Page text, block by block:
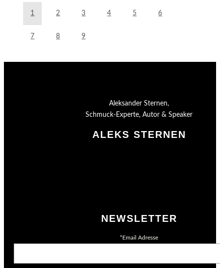
1 2 3 4 5 6
7 8 9
Aleksander Sternen,
Schmuck-Experte, Autor & Speaker
ALEKS STERNEN
NEWSLETTER
*Email Adresse